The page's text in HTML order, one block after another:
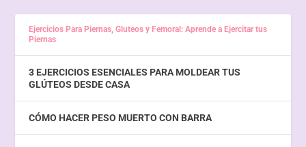
Ejercicios Para Piernas, Gluteos y Femoral: Aprende a Ejercitar tus
Piernas
3 EJERCICIOS ESENCIALES PARA MOLDEAR TUS
GLÚTEOS DESDE CASA
CÓMO HACER PESO MUERTO CON BARRA